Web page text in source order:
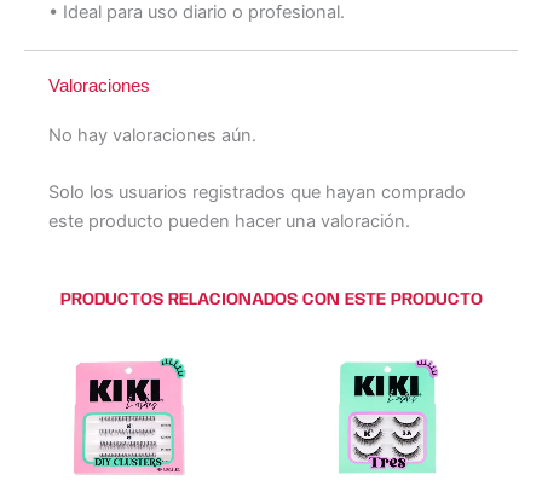
• Ideal para uso diario o profesional.
Valoraciones
No hay valoraciones aún.
Solo los usuarios registrados que hayan comprado
este producto pueden hacer una valoración.
PRODUCTOS RELACIONADOS CON ESTE PRODUCTO
producto
tiene
múltiples
variantes.
Las
producto
tiene
múltiples
variantes.
Las
tiene
múltiples
variantes.
Las
tiene
múltiples
variantes.
Las